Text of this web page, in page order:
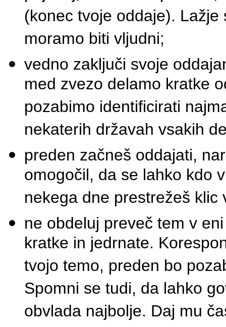
(konec tvoje oddaje).
moramo biti vljudni;
vedno zaključi svoje
med zvezo delamo kratke
pozabimo identificirati
nekaterih državah vsakih
preden začneš oddajati,
omogočil, da se lahko kdo
nekega dne prestrežeš klic
ne obdeluj preveč tem v
kratke in jedrnate.
tvojo temo, preden bo
Spomni se tudi, da lahko
obvlada najbolje. Daj mu